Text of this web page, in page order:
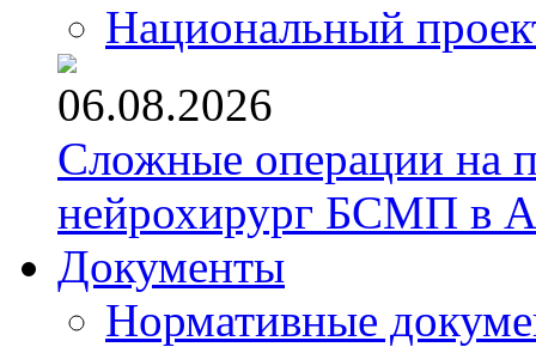
Национальный
06.08.2026
Сложные операции на
нейрохирург БСМП в
Документы
Нормативные